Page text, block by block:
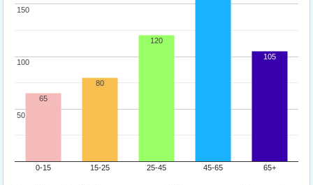
0-15 15-25 25-45 45-65 65+
50
50
100
100
150
150
65
80
120
105